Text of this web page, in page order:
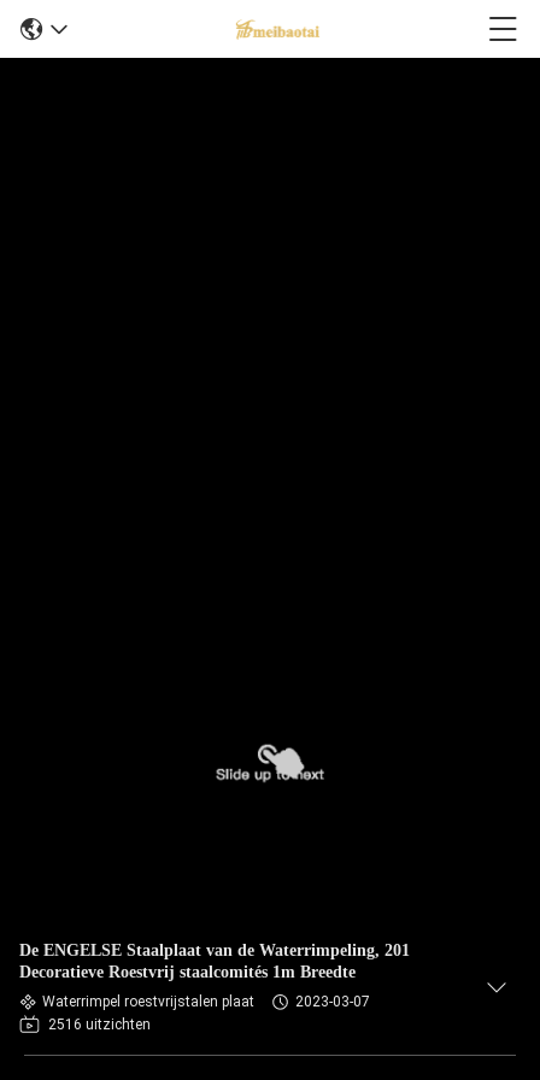
De ENGELSE Staalplaat van de Waterrimpeling, 201
Decoratieve Roestvrij staalcomités 1m Breedte
Waterrimpel roestvrijstalen plaat
2023-03-07
2516 uitzichten